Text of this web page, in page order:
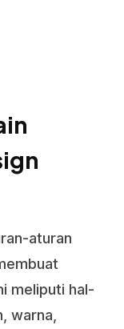
aturan
meliputi hal-
warna,